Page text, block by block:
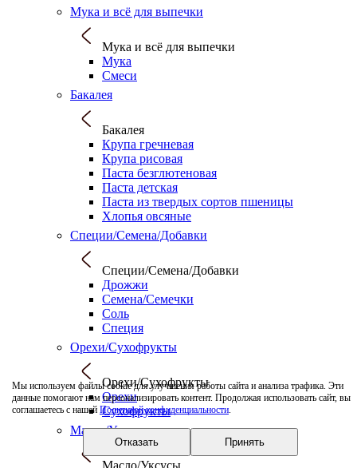
Мы используем файлы cookie для улучшения работы сайта и анализа трафика. Эти
данные помогают нам персонализировать контент. Продолжая использовать сайт, вы
соглашаетесь с нашей Политикой конфиденциальности.
Отказать Принять
Мука и всё для выпечки
Мука и всё для выпечки
Мука
Смеси
Бакалея
Бакалея
Крупа гречневая
Крупа рисовая
Паста безглютеновая
Паста детская
Паста из твердых сортов пшеницы
Хлопья овсяные
Специи/Семена/Добавки
Специи/Семена/Добавки
Дрожжи
Семена/Семечки
Соль
Специя
Орехи/Сухофрукты
Орехи/Сухофрукты
Орехи
Сухофрукты
Масло/Уксусы
Масло/Уксусы